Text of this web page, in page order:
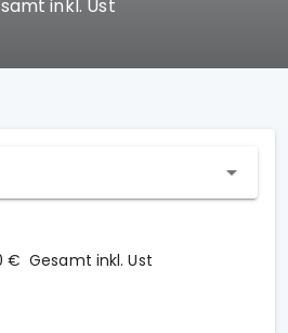
inkl. Ust
€ Gesamt inkl. Ust